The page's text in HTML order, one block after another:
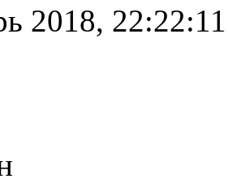
2018, 22:22:11